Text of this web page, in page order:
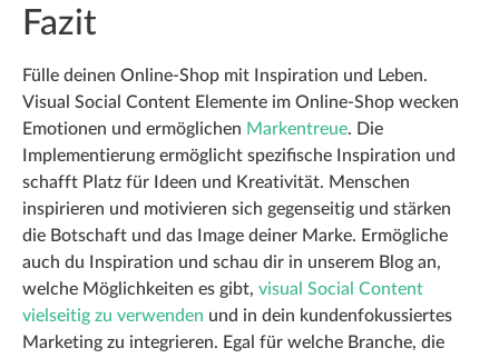
Fazit
Fülle deinen Online-Shop mit Inspiration und Leben.
Visual Social Content Elemente im Online-Shop wecken
Emotionen und ermöglichen Markentreue. Die
Implementierung ermöglicht spezifische Inspiration und
schafft Platz für Ideen und Kreativität. Menschen
inspirieren und motivieren sich gegenseitig und stärken
die Botschaft und das Image deiner Marke. Ermögliche
auch du Inspiration und schau dir in unserem Blog an,
welche Möglichkeiten es gibt, visual Social Content
vielseitig zu verwenden und in dein kundenfokussiertes
Marketing zu integrieren. Egal für welche Branche, die